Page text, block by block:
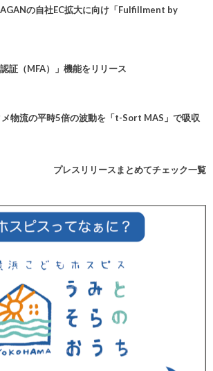
の自社EC拡大に向け「Fulfillment by
証（MFA）」機能をリリース
物流の平時5倍の波動を「t-Sort MAS」で吸収
プレスリリースまとめてチェック一覧